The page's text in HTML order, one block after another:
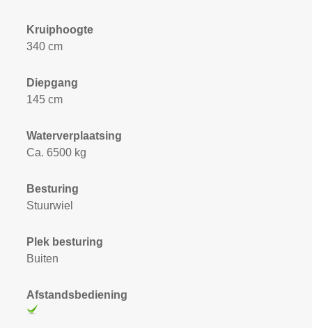
Kruiphoogte
340 cm
Diepgang
145 cm
Waterverplaatsing
Ca. 6500 kg
Besturing
Stuurwiel
Plek besturing
Buiten
Afstandsbediening